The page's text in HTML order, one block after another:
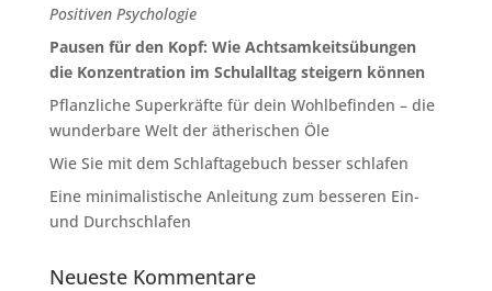
Positiven Psychologie
Pausen für den Kopf: Wie Achtsamkeitsübungen
die Konzentration im Schulalltag steigern können
Pflanzliche Superkräfte für dein Wohlbefinden – die
wunderbare Welt der ätherischen Öle
Wie Sie mit dem Schlaftagebuch besser schlafen
Eine minimalistische Anleitung zum besseren Ein-
und Durchschlafen
Neueste Kommentare